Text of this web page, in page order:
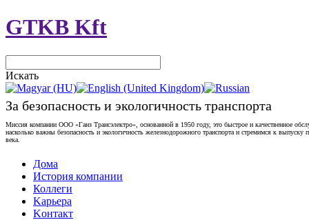
GTKB Kft
Искать
За безопасность и экологичность транспорта
Миссия компании ООО «Ганз Трансэлектро», основанной в 1950 году, это быстрое и качественное
насколько важны безопасность и экологичность железнодорожного транспорта и стремимся к
века.
Дома
История компании
Коллеги
Kарьера
Kонтакт